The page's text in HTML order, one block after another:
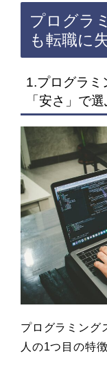
プログラ
も転職に
1.プログラミ
「安さ」で
プログラミング
人の1つ目の特